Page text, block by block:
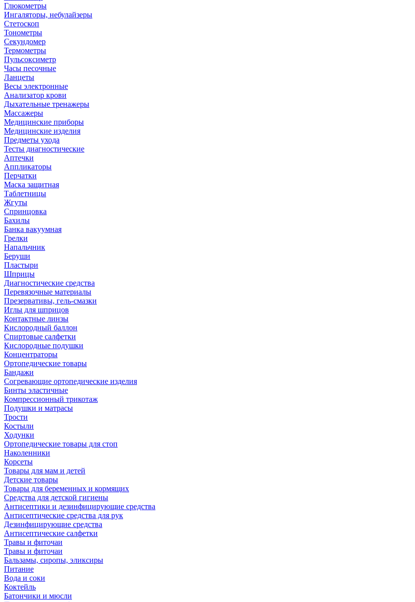
Глюкометры
Ингаляторы, небулайзеры
Стетоскоп
Тонометры
Секундомер
Термометры
Пульсоксиметр
Часы песочные
Ланцеты
Весы электронные
Анализатор крови
Дыхательные тренажеры
Массажеры
Медицинские приборы
Медицинские изделия
Предметы ухода
Тесты диагностические
Аптечки
Аппликаторы
Перчатки
Маска защитная
Таблетницы
Жгуты
Спринцовка
Бахилы
Банка вакуумная
Грелки
Напальчник
Беруши
Пластыри
Шприцы
Диагностические средства
Перевязочные материалы
Презервативы, гель-смазки
Иглы для шприцов
Контактные линзы
Кислородный баллон
Спиртовые салфетки
Кислородные подушки
Концентраторы
Ортопедические товары
Бандажи
Согревающие ортопедические изделия
Бинты эластичные
Компрессионный трикотаж
Подушки и матрасы
Трости
Костыли
Ходунки
Ортопедические товары для стоп
Наколенники
Корсеты
Товары для мам и детей
Детские товары
Товары для беременных и кормящих
Средства для детской гигиены
Антисептики и дезинфицирующие средства
Антисептические средства для рук
Дезинфицирующие средства
Антисептические салфетки
Травы и фиточаи
Травы и фиточаи
Бальзамы, сиропы, эликсиры
Питание
Вода и соки
Коктейль
Батончики и мюсли